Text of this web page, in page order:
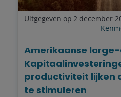
Uitgegeven op 2 december
Amerikaanse
productiviteit lijken
te stimuleren